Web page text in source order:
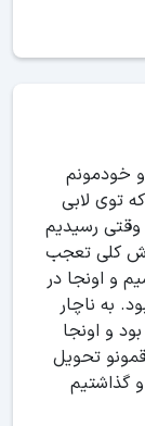
خودمونم
توی لابی
رسیدیم
کلی تعجب
باشیم و اونجا در
به ناچار
و اونجا
اتاقمونو تحویل
گذاشتیم